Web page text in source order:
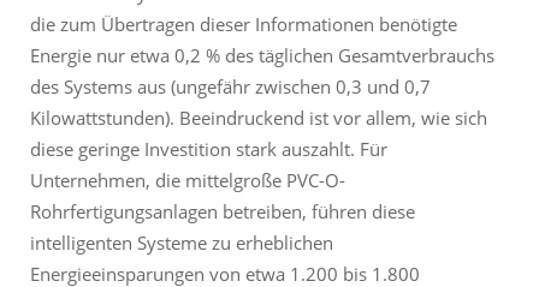
die zum Übertragen dieser Informationen benötigte
Energie nur etwa 0,2 % des täglichen Gesamtverbrauchs
des Systems aus (ungefähr zwischen 0,3 und 0,7
Kilowattstunden). Beeindruckend ist vor allem, wie sich
diese geringe Investition stark auszahlt. Für
Unternehmen, die mittelgroße PVC-O-
Rohrfertigungsanlagen betreiben, führen diese
intelligenten Systeme zu erheblichen
Energieeinsparungen von etwa 1.200 bis 1.800